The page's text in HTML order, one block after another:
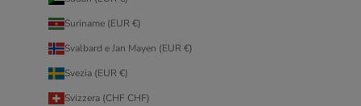
Suriname (EUR €)
Svalbard e Jan Mayen (EUR €)
Svezia (EUR €)
Svizzera (CHF CHF)